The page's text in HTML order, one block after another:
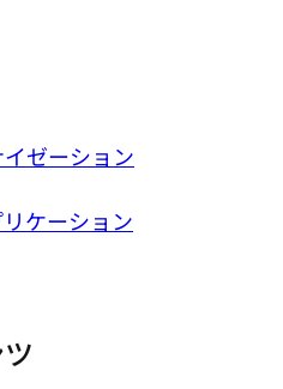
ゼーション
ケーション